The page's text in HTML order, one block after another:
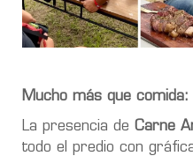
Mucho más que comida:
La presencia de Carne
todo el predio con